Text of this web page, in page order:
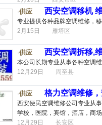
·供应 西安空调移机
专业提供各种品牌空调维修，
2月15日
雁塔区
·供应 西安空调拆移,
本公司长期专业从事各种空调
12月29日
周至县
·供应 格力空调维修
西安便民空调维修公司专业从
学校，医院，宾馆，酒店，商
12月29日
长安区